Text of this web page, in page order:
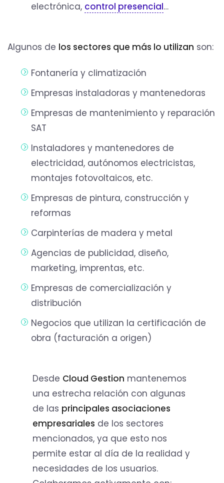
electrónica, control presencial…
Algunos de los sectores que más lo utilizan son:
Fontanería y climatización
Empresas instaladoras y mantenedoras
Empresas de mantenimiento y reparación
SAT
Instaladores y mantenedores de
electricidad, autónomos electricistas,
montajes fotovoltaicos, etc.
Empresas de pintura, construcción y
reformas
Carpinterías de madera y metal
Agencias de publicidad, diseño,
marketing, imprentas, etc.
Empresas de comercialización y
distribución
Negocios que utilizan la certificación de
obra (facturación a origen)
Desde Cloud Gestion mantenemos
una estrecha relación con algunas
de las principales asociaciones
empresariales de los sectores
mencionados, ya que esto nos
permite estar al día de la realidad y
necesidades de los usuarios.